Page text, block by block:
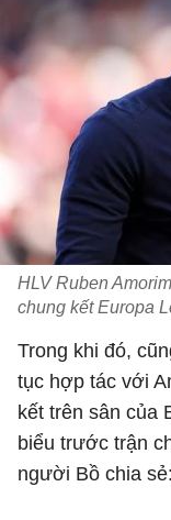
HLV Ruben
chung kết Europa
Trong khi đó,
tục hợp tác với
kết trên sân của
biểu trước trận
người Bồ chia sẻ: